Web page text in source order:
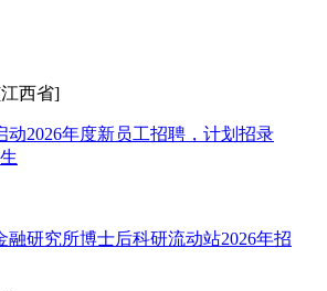
西省]
动2026年度新员工招聘，计划招录
融研究所博士后科研流动站2026年招